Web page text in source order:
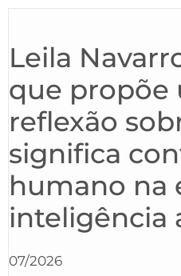
Leila
que propõe
reflexão
significa
humano na
inteligência
07/2026